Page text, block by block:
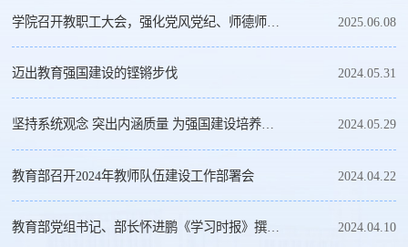
2025.06.08
迈出教育强国建设的铿锵步伐 2024.05.31
坚持系统观念 突出内涵质量 为强国建设培养一流人才 2024.05.29
教育部召开2024年教师队伍建设工作部署会 2024.04.22
2024.04.10